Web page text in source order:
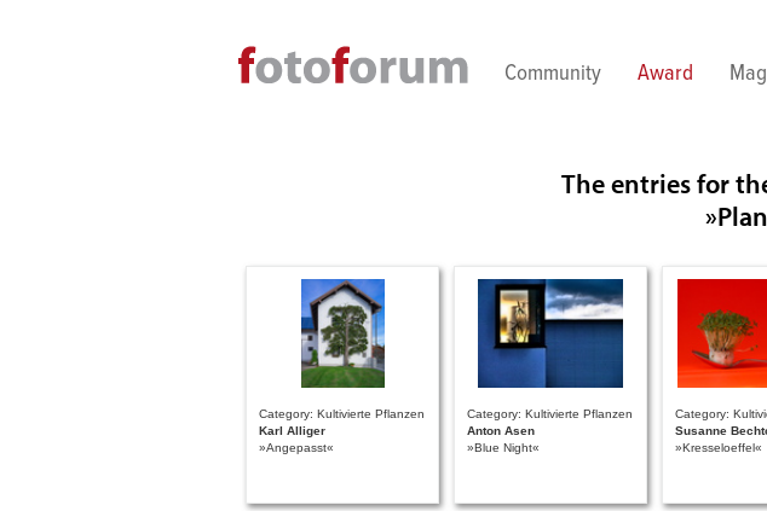
Community Award
The entries for
Category: Kultivierte Pflanzen
Karl Alliger
»Angepasst«
Category: Kultivierte Pflanzen
Anton Asen
»Blue Night«
Category:
Susanne
»Kresseloeffel«